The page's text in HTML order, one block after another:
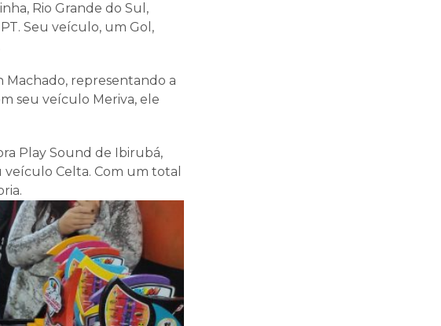
Rio Grande do Sul,
Seu veículo, um Gol,
Machado, representando a
seu veículo Meriva, ele
Play Sound de Ibirubá,
Celta. Com um total